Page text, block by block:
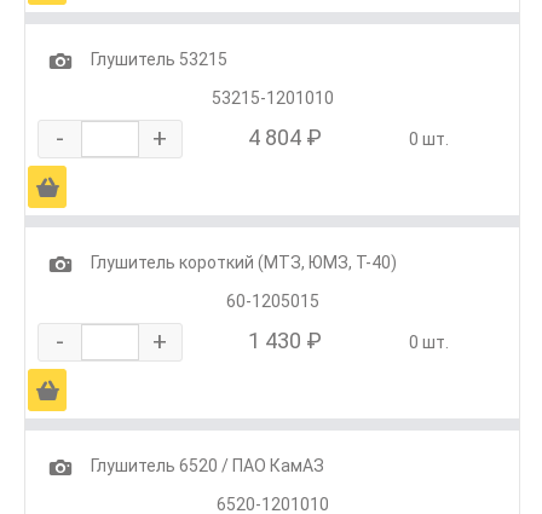
1
Глушитель 53215
53215-1201010
- + 4 804 ₽ 0 шт.
Ä
1
Глушитель короткий (МТЗ, ЮМЗ, Т-40)
60-1205015
- + 1 430 ₽ 0 шт.
Ä
1
Глушитель 6520 / ПАО КамАЗ
6520-1201010